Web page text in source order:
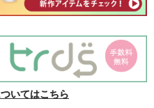
いてはこちら